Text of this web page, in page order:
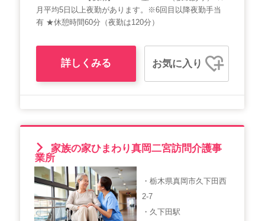
月平均5日以上夜勤があります。※6回目以降夜勤手当
有 ★休憩時間60分（夜勤は120分）
詳しくみる お気に入り
家族の家ひまわり真岡二宮訪問介護事
業所
・栃木県真岡市久下田西
2-7
・久下田駅